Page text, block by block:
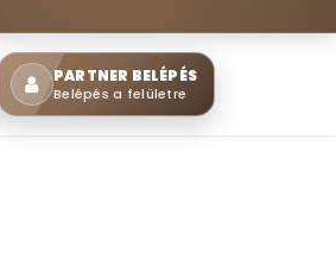
PARTNER BELÉPÉS
Belépés a felületre